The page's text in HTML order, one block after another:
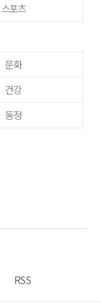
스포츠
문화
건강
동정
RSS